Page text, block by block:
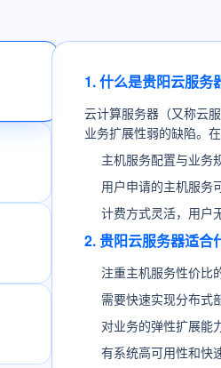
1. 什么是贵阳云服务
云计算服务器（又称云
业务扩展性弱的缺陷。
主机服务配置与业务
用户申请的主机服务
计费方式灵活，用户
2. 贵阳云服务器适合
注重主机服务性价比
需要快速实现分布式
对业务的弹性扩展能
有系统高可用性和快